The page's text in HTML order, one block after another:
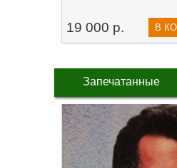
19 000 р. В
Запечатанные